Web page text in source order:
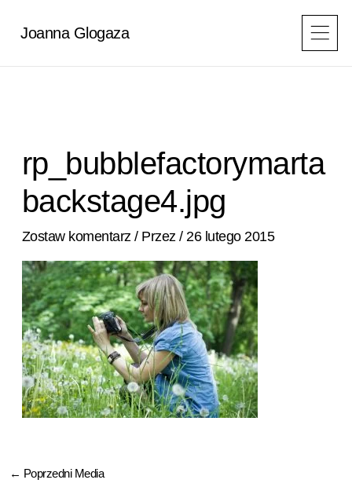
Joanna Glogaza
rp_bubblefactorymarta
backstage4.jpg
Zostaw komentarz / Przez/26 lutego 2015
← Poprzedni Media